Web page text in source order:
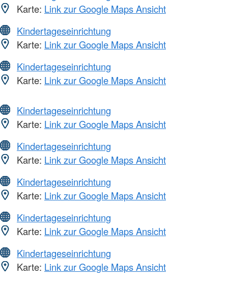
Karte: Link zur Google Maps Ansicht
Kindertageseinrichtung
Karte: Link zur Google Maps Ansicht
Kindertageseinrichtung
Karte: Link zur Google Maps Ansicht
Kindertageseinrichtung
Karte: Link zur Google Maps Ansicht
Kindertageseinrichtung
Karte: Link zur Google Maps Ansicht
Kindertageseinrichtung
Karte: Link zur Google Maps Ansicht
Kindertageseinrichtung
Karte: Link zur Google Maps Ansicht
Kindertageseinrichtung
Karte: Link zur Google Maps Ansicht